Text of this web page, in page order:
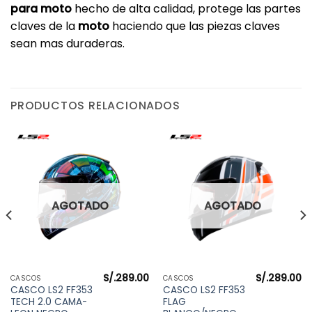
para moto hecho de alta calidad, protege las partes
claves de la moto haciendo que las piezas claves
sean mas duraderas.
PRODUCTOS RELACIONADOS
AGOTADO
CASCOS
CASCO LS2 FF353
TECH 2.0 CAMA-
S/.289.00
AGOTADO
CASCOS
CASCO LS2 FF353
FLAG
S/.289.00